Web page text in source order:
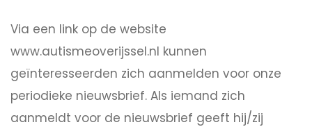
Via een link op de website
www.autismeoverijssel.nl kunnen
geïnteresseerden zich aanmelden voor onze
periodieke nieuwsbrief. Als iemand zich
aanmeldt voor de nieuwsbrief geeft hij/zij